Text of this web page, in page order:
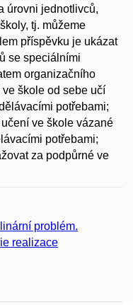
úrovni jednotlivců,
tj. můžeme
příspěvku je ukázat
se speciálními
organizačního
škole od sebe učí
potřebami;
ve škole vázané
potřebami;
za podpůrné ve
problém.
realizace